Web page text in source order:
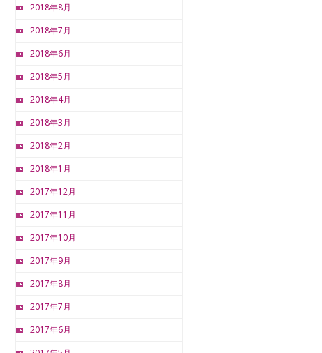
2018年8月
2018年7月
2018年6月
2018年5月
2018年4月
2018年3月
2018年2月
2018年1月
2017年12月
2017年11月
2017年10月
2017年9月
2017年8月
2017年7月
2017年6月